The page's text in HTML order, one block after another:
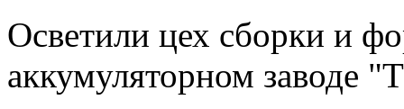
Осветили цех сборки и
аккумуляторном заводе